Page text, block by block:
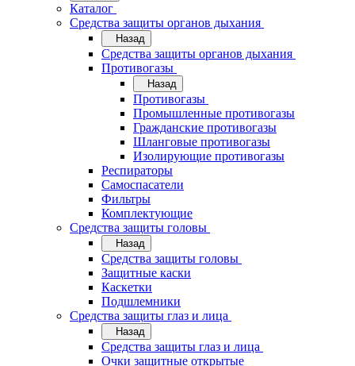
Каталог
Средства защиты органов дыхания
Назад
Средства защиты органов дыхания
Противогазы
Назад
Противогазы
Промышленные противогазы
Гражданские противогазы
Шланговые противогазы
Изолирующие противогазы
Респираторы
Самоспасатели
Фильтры
Комплектующие
Средства защиты головы
Назад
Средства защиты головы
Защитные каски
Каскетки
Подшлемники
Средства защиты глаз и лица
Назад
Средства защиты глаз и лица
Очки защитные открытые